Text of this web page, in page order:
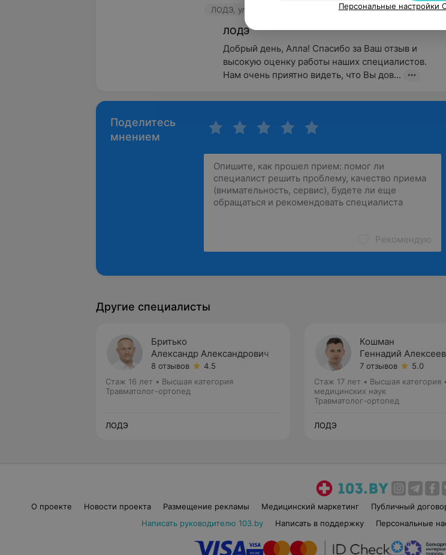
ЛОДЭ, ул. Б.Троицкая, 51
ЛОДЭ
Добрый день, Алла! Спасибо за Ваш отзыв и
высокую оценку работы наших специалистов.
Нам очень приятно видеть, что Вы дов...
Поделитесь
мнением
Рекомендую
Другие специалисты
Бритько
Александр Александрович
8 отзывов
4.5
Стаж 16 лет • Высшая категория
Травматолог-ортопед
ЛОДЭ
Кошман
Геннадий
7 отзывов
5.0
Стаж 17 лет • Высшая категория
медицинских наук
Травматолог-ортопед
ЛОДЭ
О проекте Новости проекта Размещение рекламы Медицинский маркетинг Публичный
Написать руководителю 103.by
Написать в поддержку Персональные
Персональные настройки